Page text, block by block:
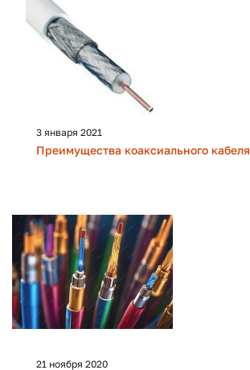
3 января 2021
Преимущества коаксиального кабеля
21 ноября 2020